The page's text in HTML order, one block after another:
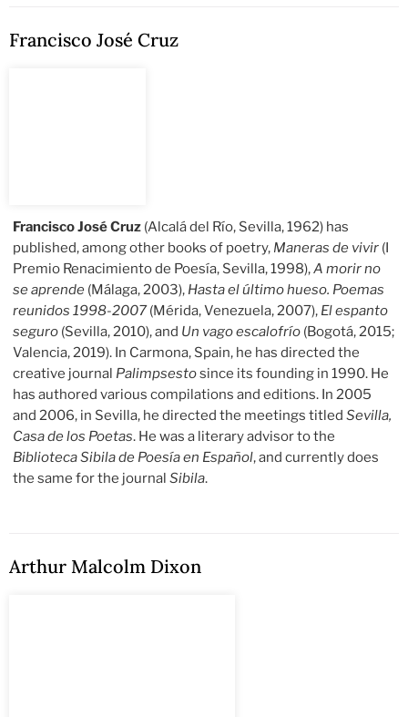
Francisco José Cruz
Francisco José Cruz (Alcalá del Río, Sevilla, 1962) has
published, among other books of poetry, Maneras de vivir (I
Premio Renacimiento de Poesía, Sevilla, 1998),A morir no
se aprende (Málaga, 2003), Hasta el último hueso. Poemas
reunidos 1998-2007(Mérida, Venezuela, 2007), El espanto
seguro (Sevilla, 2010), and Un vago escalofrío (Bogotá, 2015;
Valencia, 2019). In Carmona, Spain, he has directed the
creative journal Palimpsestosince its founding in 1990. He
has authored various compilations and editions. In 2005
and 2006, in Sevilla, he directed the meetings titledSevilla,
Casa de los Poetas. He was a literary advisor to the
Biblioteca Sibila de Poesía en Español, and currently does
the same for the journalSibila.
Arthur Malcolm Dixon